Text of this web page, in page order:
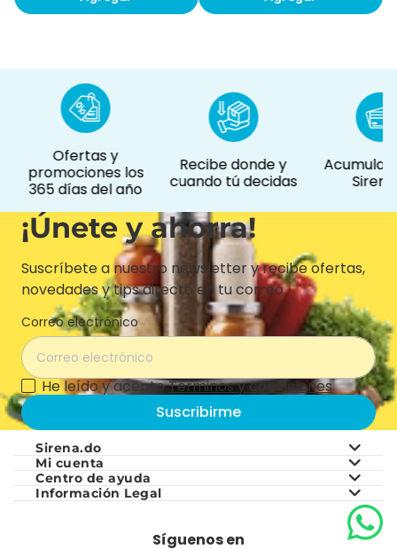
Ofertas y
promociones los
365 días del año
Recibe donde y
cuando tú decidas
Acumula
¡Únete y ahorra!
Suscríbete a nuestro newsletter y recibe ofertas,
novedades y tips directo en tu correo.
Correo electrónico
He leído y aceptoTérminos y condiciones
Suscribirme
Sirena.do
Sobre nosotros
Mi cuenta
Mis pedidos
Centro de ayuda
Información Legal
Términos y CondicionesSíguenos en